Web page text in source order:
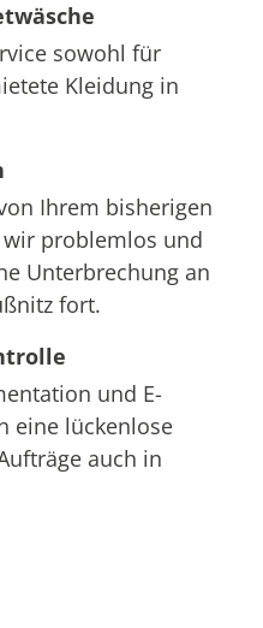
sowohl für
Kleidung in
Ihrem bisherigen
problemlos und
Unterbrechung an
fort.
und E-
eine lückenlose
auch in